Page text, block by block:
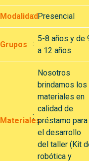
ModalidadPresencial
Grupos
5-8 años y de
a 12 años
Materiales
Nosotros
brindamos los
materiales en
calidad de
préstamo para
el desarrollo
del taller (Kit
robótica y